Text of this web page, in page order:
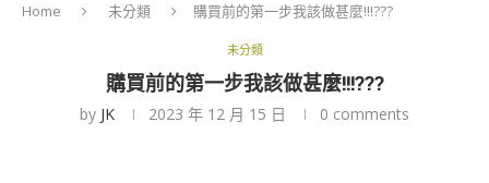
Home 未分類 購買前的第一步我該做甚麼!!!???
未分類
購買前的第一步我該做甚麼!!!???
by JK 2023 年 12 月 15 日 0 comments